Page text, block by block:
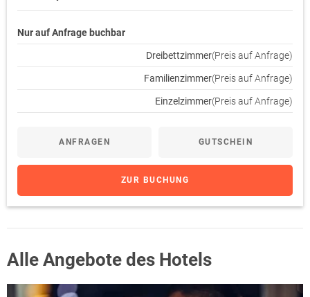
Nur auf Anfrage buchbar
Dreibettzimmer(Preis auf Anfrage)
Familienzimmer(Preis auf Anfrage)
Einzelzimmer(Preis auf Anfrage)
ANFRAGEN GUTSCHEIN
ZUR BUCHUNG
Alle Angebote des Hotels